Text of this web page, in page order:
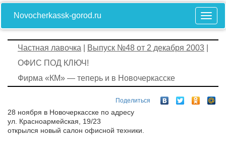
Novocherkassk-gorod.ru
Частная лавочка Выпуск №48 от 2 декабря 2003
ОФИС ПОД КЛЮЧ!
Фирма «КМ» — теперь и в Новочеркасске
Поделиться
28 ноября в Новочеркасске по адресу
ул. Красноармейская, 19/23
открылся новый салон офисной техники.